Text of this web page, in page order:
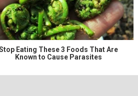
Eating These 3 Foods That Are
Known to Cause Parasites